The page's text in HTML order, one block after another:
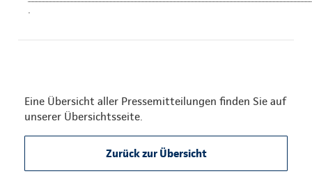
.
Eine Übersicht aller Pressemitteilungen finden Sie auf
unserer Übersichtsseite.
Zurück zur Übersicht